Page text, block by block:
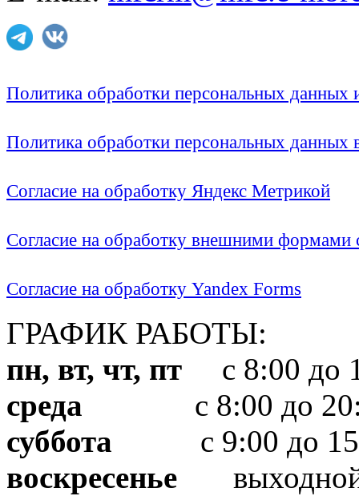
Политика обработки персональных
Политика обработки персональных
Согласие на обработку Яндекс Метрикой
Согласие на обработку внешними формами
Согласие на обработку Yandex Forms
ГРАФИК РАБОТЫ:
пн, вт, чт, пт с 8:00 до
среда с 8:00 до
суббота с 9:00 до
воскресенье